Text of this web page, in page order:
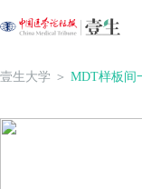
壹生大学 ＞ MDT样板间